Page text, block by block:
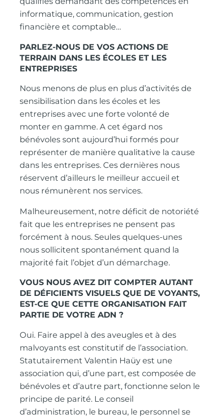
informatique, communication, gestion
financière et comptable…
PARLEZ-NOUS DE VOS ACTIONS DE
TERRAIN DANS LES ÉCOLES ET LES
ENTREPRISES
Nous menons de plus en plus d’activités de
sensibilisation dans les écoles et les
entreprises avec une forte volonté de
monter en gamme. A cet égard nos
bénévoles sont aujourd’hui formés pour
représenter de manière qualitative la cause
dans les entreprises. Ces dernières nous
réservent d’ailleurs le meilleur accueil et
nous rémunèrent nos services.
Malheureusement, notre déficit de notoriété
fait que les entreprises ne pensent pas
forcément à nous. Seules quelques-unes
nous sollicitent spontanément quand la
majorité fait l’objet d’un démarchage.
VOUS NOUS AVEZ DIT COMPTER AUTANT
DE DÉFICIENTS VISUELS QUE DE VOYANTS,
EST-CE QUE CETTE ORGANISATION FAIT
PARTIE DE VOTRE ADN ?
Oui. Faire appel à des aveugles et à des
malvoyants est constitutif de l’association.
Statutairement Valentin Haüy est une
association qui, d’une part, est composée de
bénévoles et d’autre part, fonctionne selon le
principe de parité. Le conseil
d’administration, le bureau, le personnel se